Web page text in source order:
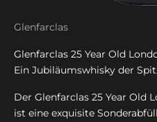
Glenfarclas
Glenfarclas 25 Year Old
Ein Jubiläumswhisky der
Der Glenfarclas 25 Year Old
ist eine exquisite